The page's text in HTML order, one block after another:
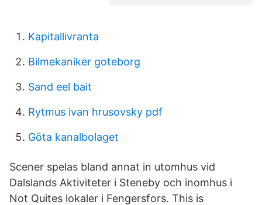
Kapitallivranta
Bilmekaniker goteborg
Sand eel bait
Rytmus ivan hrusovsky pdf
Göta kanalbolaget
Scener spelas bland annat in utomhus vid
Dalslands Aktiviteter i Steneby och inomhus i
Not Quites lokaler i Fengersfors. This is